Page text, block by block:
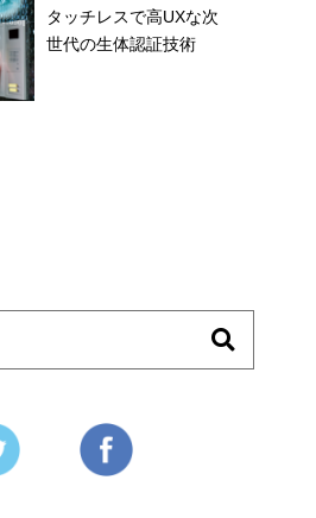
タッチレスで高UXな次
世代の生体認証技術